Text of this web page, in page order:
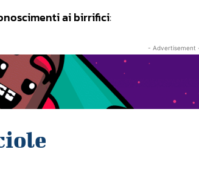
ai birrifici:
- Advertisement